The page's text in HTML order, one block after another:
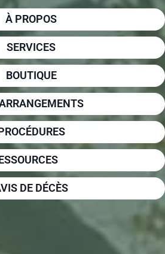
À PROPOS
SERVICES
BOUTIQUE
PROCÉDURES
DE DÉCÈS